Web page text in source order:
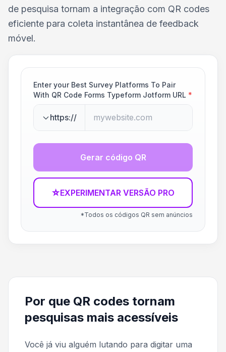
de pesquisa tornam a integração com QR codes
eficiente para coleta instantânea de feedback
móvel.
Enter your Best Survey Platforms To Pair
With QR Code Forms Typeform Jotform URL *
https://
Gerar código QR
☆EXPERIMENTAR VERSÃO PRO
*Todos os códigos QR sem anúncios
Por que QR codes tornam
pesquisas mais acessíveis
Você já viu alguém lutando para digitar uma